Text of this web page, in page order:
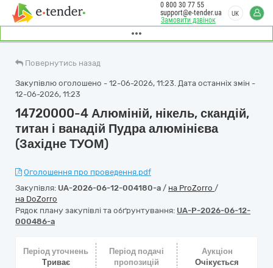
Замовити дзвінок
0 800 30 77 55
support@e-tender.ua
UK
Повернутись назад
Закупівлю оголошено - 12-06-2026, 11:23. Дата останніх змін -
12-06-2026, 11:23
14720000-4 Алюміній, нікель, скандій,
титан і ванадій Пудра алюмінієва
(Західне ТУОМ)
Оголошення про проведення.pdf
Закупівля: UA-2026-06-12-004180-a / на ProZorro /
на DoZorro
Рядок плану закупівлі та обґрунтування: UA-P-2026-06-12-
000486-a
Період уточнень
Триває
Період подачі
пропозицій
Аукціон
Очікується